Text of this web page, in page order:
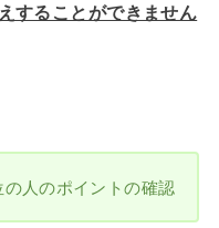
することができません
人のポイントの確認